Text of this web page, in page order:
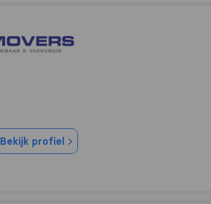
Bekijk profiel